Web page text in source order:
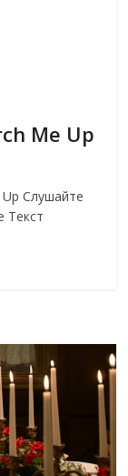
Me Up
Слушайте
Текст